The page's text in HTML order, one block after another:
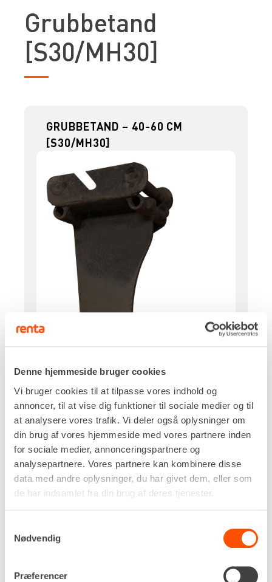
Denne hjemmeside bruger cookies
Vi bruger cookies til at tilpasse vores indhold og
annoncer, til at vise dig funktioner til sociale medier og til
at analysere vores trafik. Vi deler også oplysninger om
din brug af vores hjemmeside med vores partnere inden
for sociale medier, annonceringspartnere og
analysepartnere. Vores partnere kan kombinere disse
data med andre oplysninger, du har givet dem, eller som
de har indsamlet fra din brug af deres tjenester.
Nødvendig
Præferencer
Grubbetand
[S30/MH30]
GRUBBETAND – 40-60 CM
[S30/MH30]
Skifte
S30/MH30
Pr. dag DKK 408,00
Renta udlejer kun til erhverv. Gyldigt CVR-